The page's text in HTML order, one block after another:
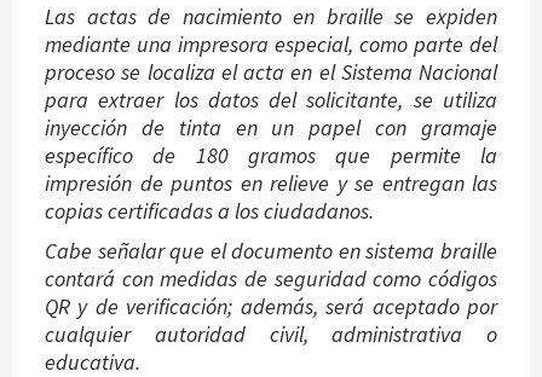
Las actas de nacimiento en braille se expiden
mediante una impresora especial, como parte del
proceso se localiza el acta en el Sistema Nacional
para extraer los datos del solicitante, se utiliza
inyección de tinta en un papel con gramaje
específico de 180 gramos que permite la
impresión de puntos en relieve y se entregan las
copias certificadas a los ciudadanos.
Cabe señalar que el documento en sistema braille
contará con medidas de seguridad como códigos
QR y de verificación; además, será aceptado por
cualquier autoridad civil, administrativa o
educativa.